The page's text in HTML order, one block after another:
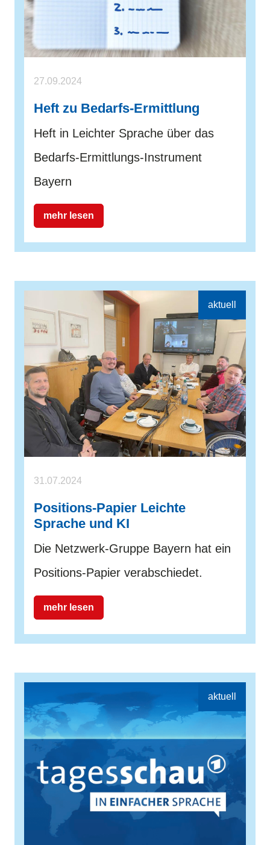
27.09.2024
Heft zu Bedarfs-Ermittlung
Heft in Leichter Sprache über das
Bedarfs-Ermittlungs-Instrument
Bayern
mehr lesen
31.07.2024
Positions-Papier Leichte
Sprache und KI
Die Netzwerk-Gruppe Bayern hat ein
Positions-Papier verabschiedet.
mehr lesen